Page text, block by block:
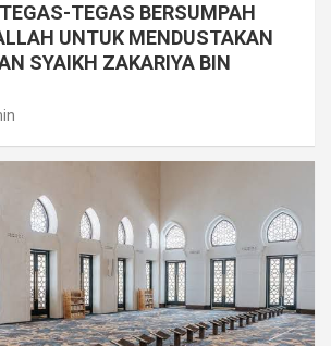
TEGAS BERSUMPAH
UNTUK MENDUSTAKAN
SYAIKH ZAKARIYA BIN